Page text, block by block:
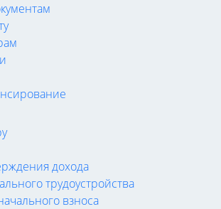
дохода
трудоустройства
взноса